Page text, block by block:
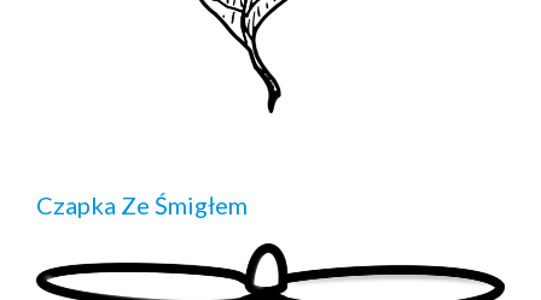
Czapka Ze Śmigłem